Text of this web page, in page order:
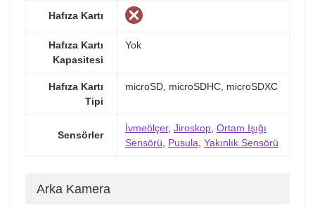
Hafıza Kartı
Hafıza Kartı
Kapasitesi
Yok
Hafıza Kartı
Tipi
microSD, microSDHC, microSDXC
Sensörler
İvmeölçer, Jiroskop Ortam Işığı
Sensörü
Pusula Yakınlık Sensörü
Arka Kamera